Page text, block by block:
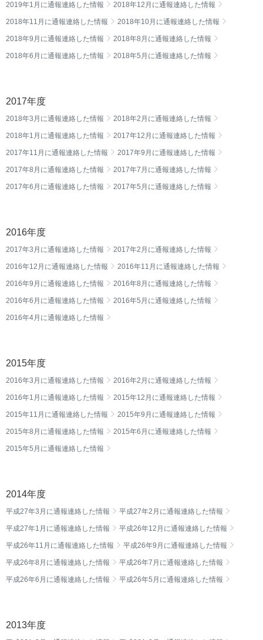
2019年1月に通報連絡した情報 2018年12月に通報連絡した情報
2018年11月に通報連絡した情報 2018年10月に通報連絡した情報
2018年9月に通報連絡した情報 2018年8月に通報連絡した情報
2018年6月に通報連絡した情報 2018年5月に通報連絡した情報
2017年度
2018年3月に通報連絡した情報 2018年2月に通報連絡した情報
2018年1月に通報連絡した情報 2017年12月に通報連絡した情報
2017年11月に通報連絡した情報 2017年9月に通報連絡した情報
2017年8月に通報連絡した情報 2017年7月に通報連絡した情報
2017年6月に通報連絡した情報 2017年5月に通報連絡した情報
2016年度
2017年3月に通報連絡した情報 2017年2月に通報連絡した情報
2016年12月に通報連絡した情報 2016年11月に通報連絡した情報
2016年9月に通報連絡した情報 2016年8月に通報連絡した情報
2016年6月に通報連絡した情報 2016年5月に通報連絡した情報
2016年4月に通報連絡した情報
2015年度
2016年3月に通報連絡した情報 2016年2月に通報連絡した情報
2016年1月に通報連絡した情報 2015年12月に通報連絡した情報
2015年11月に通報連絡した情報 2015年9月に通報連絡した情報
2015年8月に通報連絡した情報 2015年6月に通報連絡した情報
2015年5月に通報連絡した情報
2014年度
平成27年3月に通報連絡した情報 平成27年2月に通報連絡した情報
平成27年1月に通報連絡した情報 平成26年12月に通報連絡した情報
平成26年11月に通報連絡した情報 平成26年9月に通報連絡した情報
平成26年8月に通報連絡した情報 平成26年7月に通報連絡した情報
平成26年6月に通報連絡した情報 平成26年5月に通報連絡した情報
2013年度